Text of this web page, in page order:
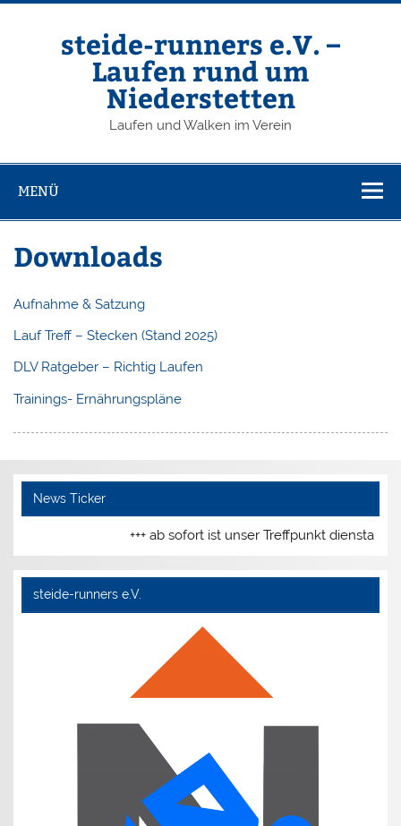
Zum
steide-runners e.V. –
Laufen rund um
Niederstetten
Laufen und Walken im Verein
MENÜ
Downloads
Aufnahme & Satzung
Lauf Treff – Stecken (Stand 2025)
DLV Ratgeber – Richtig Laufen
Trainings- Ernährungspläne
News Ticker
+++ ab sofort ist unser Treffpunkt dienstags
steide-runners e.V.